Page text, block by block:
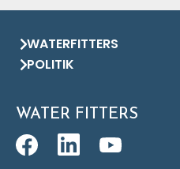
WATERFITTERS
POLITIK
WATER FITTERS